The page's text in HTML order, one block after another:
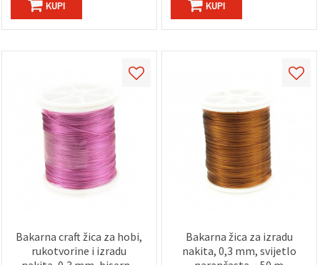
KUPI KUPI
Bakarna craft žica za hobi,
rukotvorine i izradu
Bakarna žica za izradu
nakita, 0,3 mm, svijetlo